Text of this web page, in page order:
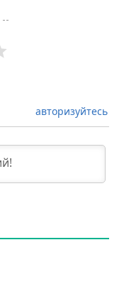
авторизуйтесь